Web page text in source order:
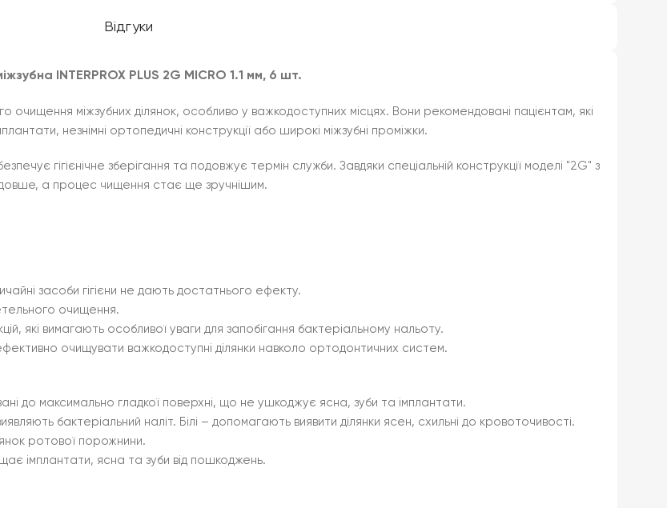
Відгуки
INTERPROX PLUS 2G MICRO 1.1 мм, 6 шт.
очищення міжзубних ділянок, особливо у важкодоступних місцях. Вони рекомендовані пацієнтам, які
незнімні ортопедичні конструкції або широкі міжзубні проміжки.
гігієнічне зберігання та подовжує термін служби. Завдяки спеціальній конструкції моделі "2G" з
довше, а процес чищення стає ще зручнішим.
засоби гігієни не дають достатнього ефекту.
очищення.
які вимагають особливої уваги для запобігання бактеріальному нальоту.
очищувати важкодоступні ділянки навколо ортодонтичних систем.
до максимально гладкої поверхні, що не ушкоджує ясна, зуби та імплантати.
бактеріальний наліт. Білі – допомагають виявити ділянки ясен, схильні до кровоточивості.
ротової порожнини.
імплантати, ясна та зуби від пошкоджень.